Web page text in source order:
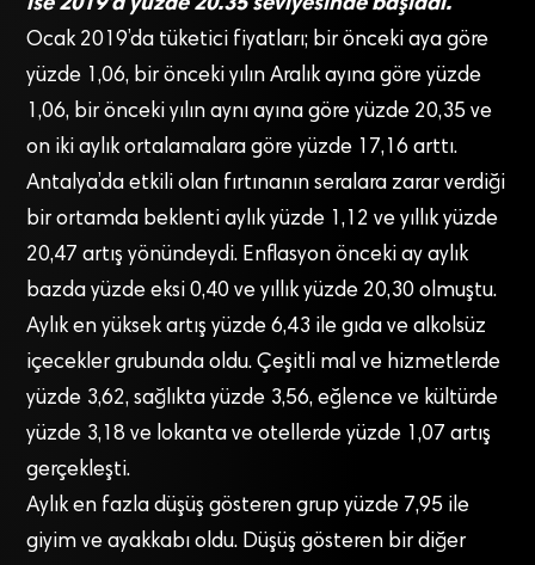
Ocak 2019’da tüketici fiyatları; bir önceki aya göre
yüzde 1,06, bir önceki yılın Aralık ayına göre yüzde
1,06, bir önceki yılın aynı ayına göre yüzde 20,35 ve
on iki aylık ortalamalara göre yüzde 17,16 arttı.
Antalya’da etkili olan fırtınanın seralara zarar verdiği
bir ortamda beklenti aylık yüzde 1,12 ve yıllık yüzde
20,47 artış yönündeydi. Enflasyon önceki ay aylık
bazda yüzde eksi 0,40 ve yıllık yüzde 20,30 olmuştu.
Aylık en yüksek artış yüzde 6,43 ile gıda ve alkolsüz
içecekler grubunda oldu. Çeşitli mal ve hizmetlerde
yüzde 3,62, sağlıkta yüzde 3,56, eğlence ve kültürde
yüzde 3,18 ve lokanta ve otellerde yüzde 1,07 artış
gerçekleşti.
Aylık en fazla düşüş gösteren grup yüzde 7,95 ile
giyim ve ayakkabı oldu. Düşüş gösteren bir diğer